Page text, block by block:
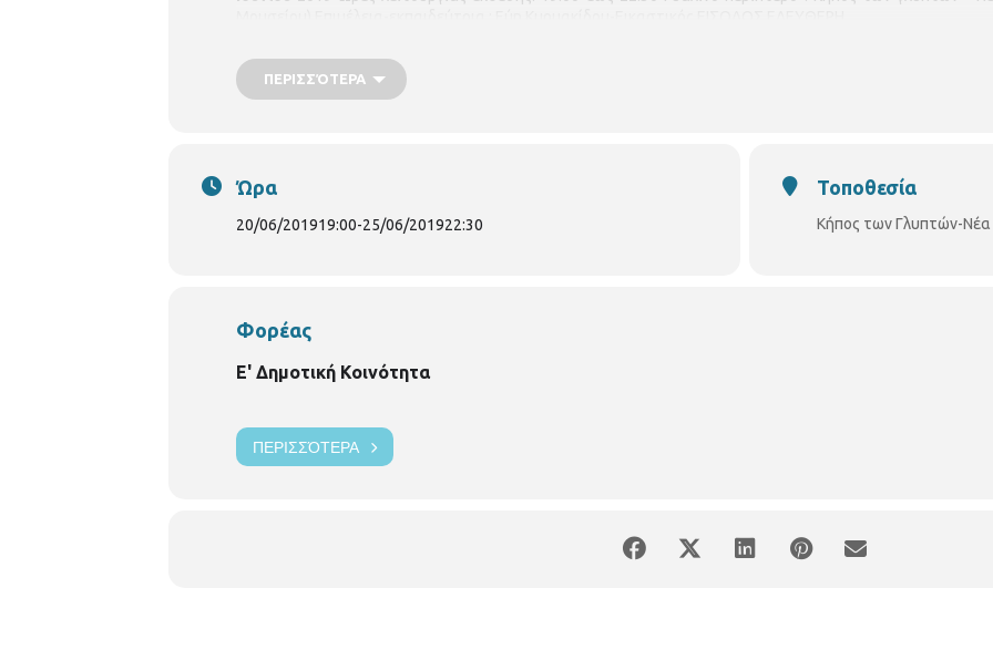
ΠΕΡΙΣΣΌΤΕΡΑ
Ώρα
20/06/201919:00-25/06/201922:30
Τοποθεσία
Κήπος των Γλυπτών-Νέα
Φορέας
Ε' Δημοτική Κοινότητα
ΠΕΡΙΣΣΌΤΕΡΑ